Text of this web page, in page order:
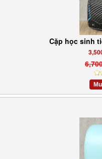
Cặp học sinh